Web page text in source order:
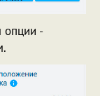
опции -